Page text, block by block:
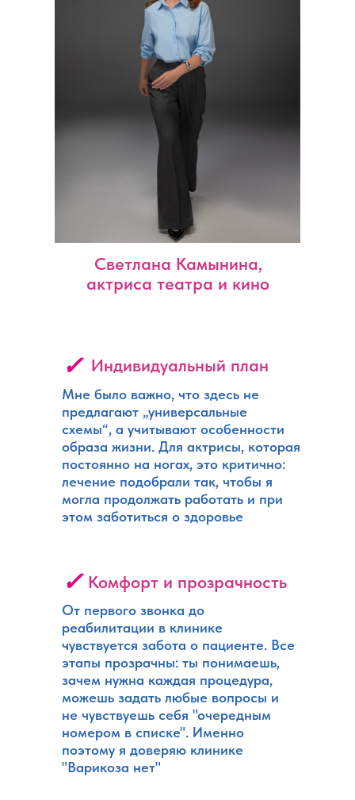
✓ Индивидуальный план
Мне было важно, что здесь не
предлагают „универсальные
схемы“, а учитывают особенности
образа жизни. Для актрисы, которая
постоянно на ногах, это критично:
лечение подобрали так, чтобы я
могла продолжать работать и при
этом заботиться о здоровье
✓ Комфорт и прозрачность
От первого звонка до
реабилитации в клинике
чувствуется забота о пациенте. Все
этапы прозрачны: ты понимаешь,
зачем нужна каждая процедура,
можешь задать любые вопросы и
не чувствуешь себя "очередным
номером в списке". Именно
поэтому я доверяю клинике
"Варикоза нет"
Светлана Камынина,
актриса театра и кино